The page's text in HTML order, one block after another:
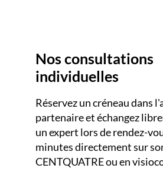
Nos consultations
individuelles
Réservez un créneau dans
partenaire et échangez
un expert lors de rendez-
minutes directement sur
CENTQUATRE ou en